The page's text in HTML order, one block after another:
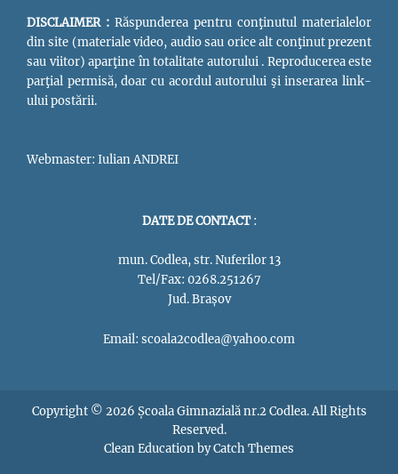
DISCLAIMER : Răspunderea pentru conţinutul materialelor
din site (materiale video, audio sau orice alt conţinut prezent
sau viitor) aparţine în totalitate autorului . Reproducerea este
parţial permisă, doar cu acordul autorului şi inserarea link-
ului postării.
Webmaster: Iulian ANDREI
DATE DE CONTACT:
mun. Codlea, str. Nuferilor 13
Tel/Fax: 0268.251267
Jud. Brașov
Email: scoala2codlea@yahoo.com
Copyright © 2026 Școala Gimnazială nr.2 Codlea. All Rights
Reserved.
Clean Education byCatch Themes